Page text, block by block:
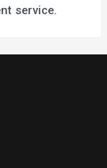
service.